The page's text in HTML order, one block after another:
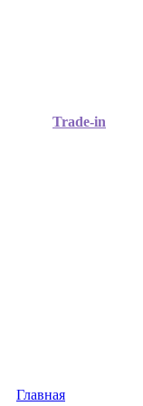
Trade-in
Главная